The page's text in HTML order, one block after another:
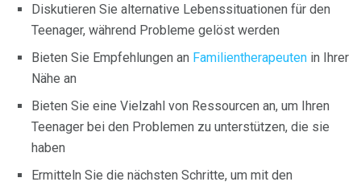
Diskutieren Sie alternative Lebenssituationen für den
Teenager, während Probleme gelöst werden
Bieten Sie Empfehlungen an Familientherapeuten in Ihrer
Nähe an
Bieten Sie eine Vielzahl von Ressourcen an, um Ihren
Teenager bei den Problemen zu unterstützen, die sie
haben
Ermitteln Sie die nächsten Schritte, um mit den